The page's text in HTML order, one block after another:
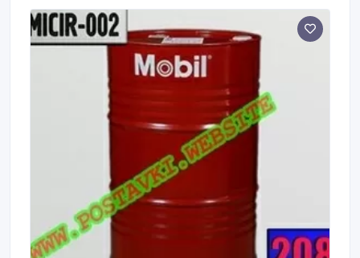
машин.